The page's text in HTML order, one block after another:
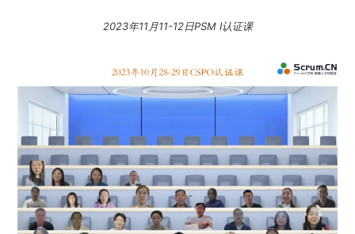
2023年11月11-12日PSM I认证课